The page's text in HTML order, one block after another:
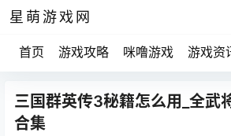
星萌游戏网
首页 游戏攻略 咪噜游戏 游戏资
三国群英传3秘籍怎么用_全武
合集